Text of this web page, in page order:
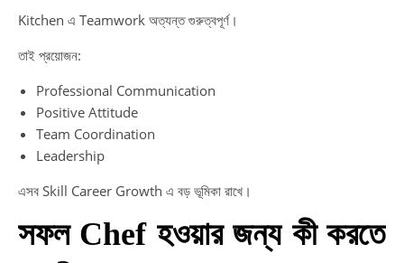
Kitchen এ Teamwork অত্যন্ত গুরুত্বপূর্ণ।
তাই প্রয়োজন:
Professional Communication
Positive Attitude
Team Coordination
Leadership
এসব Skill Career Growth এ বড় ভূমিকা রাখে।
সফল Chef হওয়ার জন্য কী করতে